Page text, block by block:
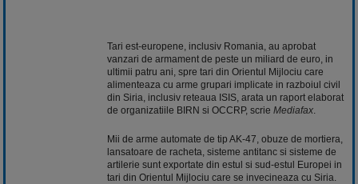
Tari est-europene, inclusiv Romania, au aprobat
vanzari de armament de peste un miliard de euro, in
ultimii patru ani, spre tari din Orientul Mijlociu care
alimenteaza cu arme grupari implicate in razboiul civil
din Siria, inclusiv reteaua ISIS, arata un raport elaborat
de organizatiile BIRN si OCCRP, scrie Mediafax
Mii de arme automate de tip AK-47, obuze de mortiera,
lansatoare de racheta, sisteme antitanc si sisteme de
artilerie sunt exportate din estul si sud-estul Europei in
tari din Orientul Mijlociu care se invecineaza cu Siria.